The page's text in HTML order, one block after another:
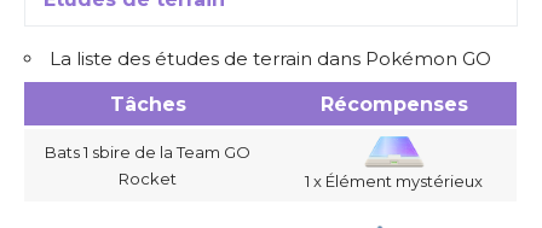
La liste des études de terrain dans Pokémon GO
Tâches Récompenses
Bats 1 sbire de la Team GO
Rocket
1 x Élément mystérieux